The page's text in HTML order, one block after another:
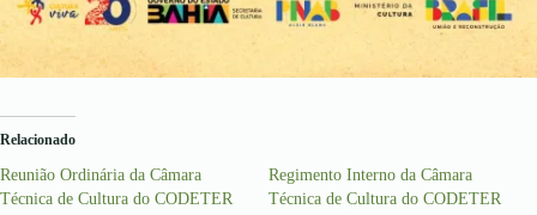
Relacionado
Reunião Ordinária da Câmara
Técnica de Cultura do CODETER
Regimento Interno da Câmara
Técnica de Cultura do CODETER